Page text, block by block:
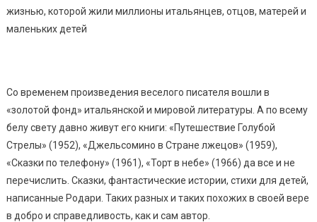
жизнью, которой жили миллионы итальянцев, отцов, матерей и
маленьких детей
Со временем произведения веселого писателя вошли в
«золотой фонд» итальянской и мировой литературы. А по всему
белу свету давно живут его книги: «Путешествие Голубой
Стрелы» (1952), «Джельсомино в Стране лжецов» (1959),
«Сказки по телефону» (1961), «Торт в небе» (1966) да все и не
перечислить. Сказки, фантастические истории, стихи для детей,
написанные Родари. Таких разных и таких похожих в своей вере
в добро и справедливость, как и сам автор.